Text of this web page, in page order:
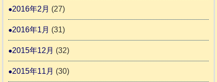
2016年2月 (27)
2016年1月 (31)
2015年12月 (32)
2015年11月 (30)